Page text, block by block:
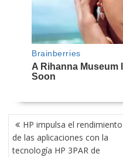
NAVEGACIÓN
DE
ENTRADAS
HP impulsa el rendimiento
de las aplicaciones con la
tecnología HP 3PAR de